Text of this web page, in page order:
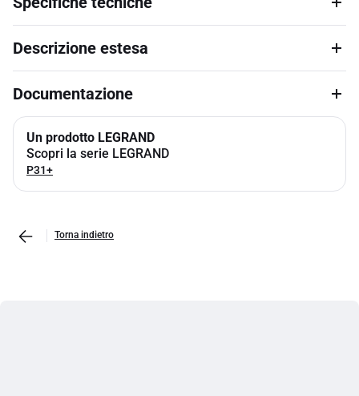
Descrizione estesa
Documentazione
Un prodotto LEGRAND
Scopri la serie LEGRAND
P31+
Torna indietro